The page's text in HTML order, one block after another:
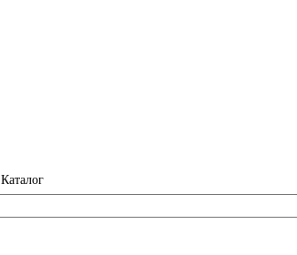
Каталог